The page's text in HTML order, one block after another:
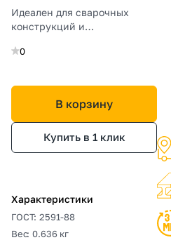
Идеален для сварочных
конструкций и
0
В корзину
Купить в 1 клик
Характеристики
ГОСТ: 2591-88
Вес: 0.636 кг